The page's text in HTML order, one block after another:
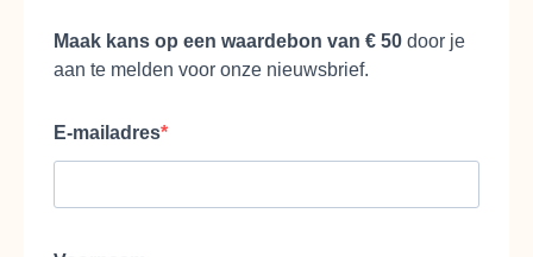
Maak kans op een waardebon van € 50 door je
aan te melden voor onze nieuwsbrief.
E-mailadres